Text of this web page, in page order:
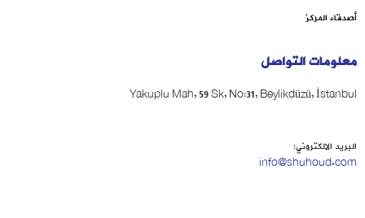
أصدقاء المركز
معلومات التواصل
Yakuplu Mah, 59 Sk, No:31, Beylikdüzü, İstanbul
البريد الالكتروني:
info@shuhoud.com